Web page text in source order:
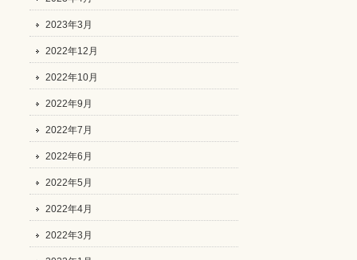
2023年3月
2022年12月
2022年10月
2022年9月
2022年7月
2022年6月
2022年5月
2022年4月
2022年3月